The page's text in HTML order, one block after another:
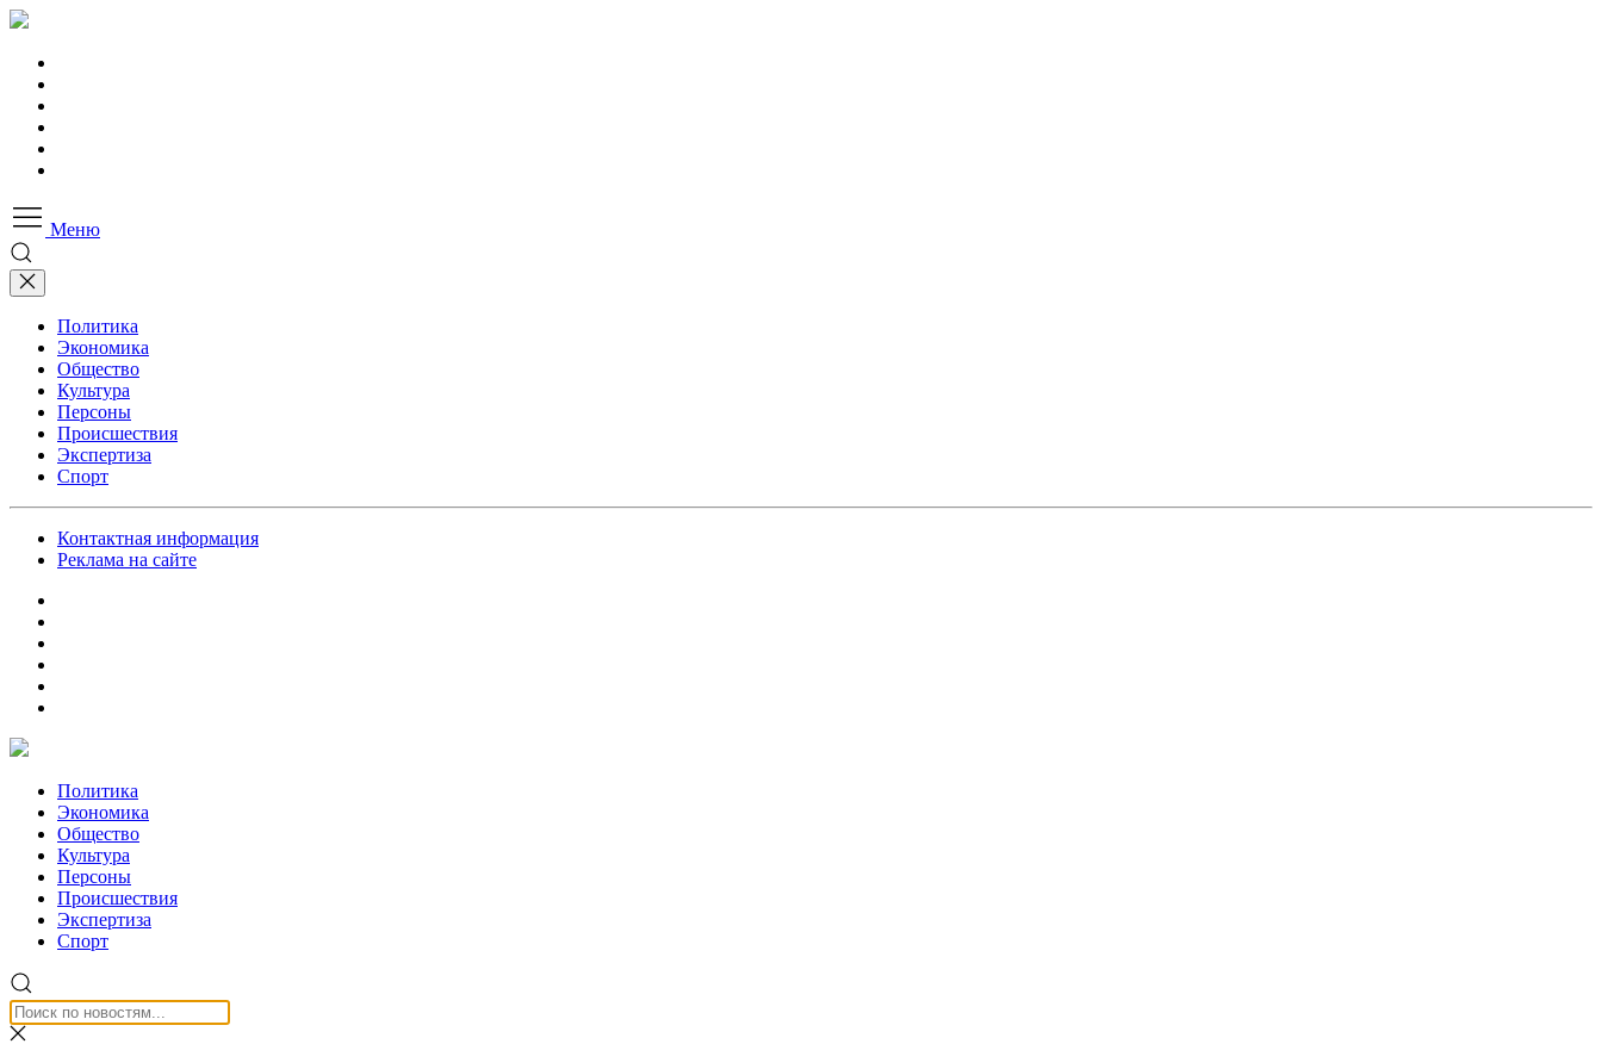
Меню
Политика
Экономика
Общество
Культура
Персоны
Происшествия
Экспертиза
Спорт
Контактная информация
Реклама на сайте
Политика
Экономика
Общество
Культура
Персоны
Происшествия
Экспертиза
Спорт